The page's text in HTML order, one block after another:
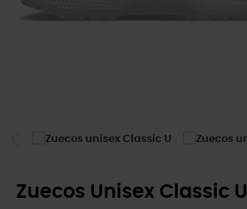
Zuecos Unisex Classic U